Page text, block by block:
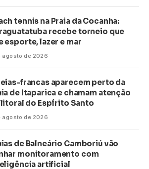
tennis na Praia da Cocanha:
recebe torneio que
esporte, lazer e mar
agosto de 2026
francas aparecem perto da
de Itaparica e chamam atenção
do Espírito Santo
agosto de 2026
de Balneário Camboriú vão
monitoramento com
artificial